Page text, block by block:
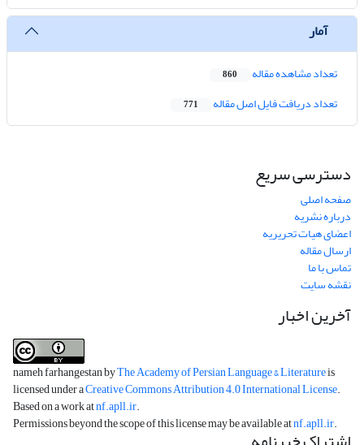
آمار
تعداد مشاهده مقاله 860
تعداد دریافت فایل اصل مقاله 771
دسترسی سریع
صفحه اصلی
درباره نشریه
اعضای هیات تحریریه
ارسال مقاله
تماس با ما
نقشه سایت
آخرین اخبار
nameh farhangestan byThe Academy of Persian Language & Literatureis
licensed under aCreative Commons Attribution 4.0 International License.
Based on a work atnf.apll.ir.
Permissions beyond the scope of this license may be available atnf.apll.ir.